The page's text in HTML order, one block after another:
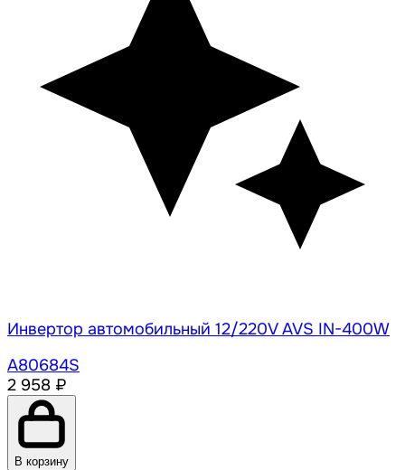
Инвертор автомобильный 12/220V AVS IN-400W
A80684S
2 958 ₽
В корзину